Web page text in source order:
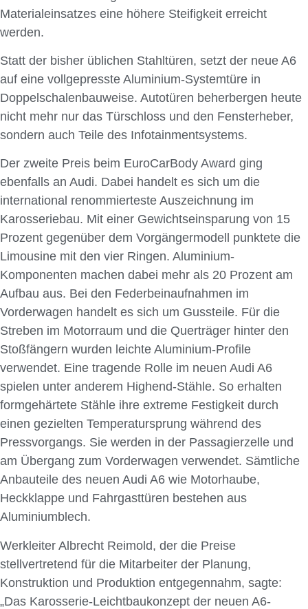
Materialeinsatzes eine höhere Steifigkeit erreicht
werden.
Statt der bisher üblichen Stahltüren, setzt der neue A6
auf eine vollgepresste Aluminium-Systemtüre in
Doppelschalenbauweise. Autotüren beherbergen heute
nicht mehr nur das Türschloss und den Fensterheber,
sondern auch Teile des Infotainmentsystems.
Der zweite Preis beim EuroCarBody Award ging
ebenfalls an Audi. Dabei handelt es sich um die
international renommierteste Auszeichnung im
Karosseriebau. Mit einer Gewichtseinsparung von 15
Prozent gegenüber dem Vorgängermodell punktete die
Limousine mit den vier Ringen. Aluminium-
Komponenten machen dabei mehr als 20 Prozent am
Aufbau aus. Bei den Federbeinaufnahmen im
Vorderwagen handelt es sich um Gussteile. Für die
Streben im Motorraum und die Querträger hinter den
Stoßfängern wurden leichte Aluminium-Profile
verwendet. Eine tragende Rolle im neuen Audi A6
spielen unter anderem Highend-Stähle. So erhalten
formgehärtete Stähle ihre extreme Festigkeit durch
einen gezielten Temperatursprung während des
Pressvorgangs. Sie werden in der Passagierzelle und
am Übergang zum Vorderwagen verwendet. Sämtliche
Anbauteile des neuen Audi A6 wie Motorhaube,
Heckklappe und Fahrgasttüren bestehen aus
Aluminiumblech.
Werkleiter Albrecht Reimold, der die Preise
stellvertretend für die Mitarbeiter der Planung,
Konstruktion und Produktion entgegennahm, sagte:
„Das Karosserie-Leichtbaukonzept der neuen A6-